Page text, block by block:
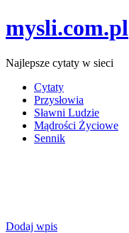
mysli.com.pl
Najlepsze cytaty w sieci
Cytaty
Przysłowia
Sławni Ludzie
Mądrości Życiowe
Sennik
Dodaj wpis